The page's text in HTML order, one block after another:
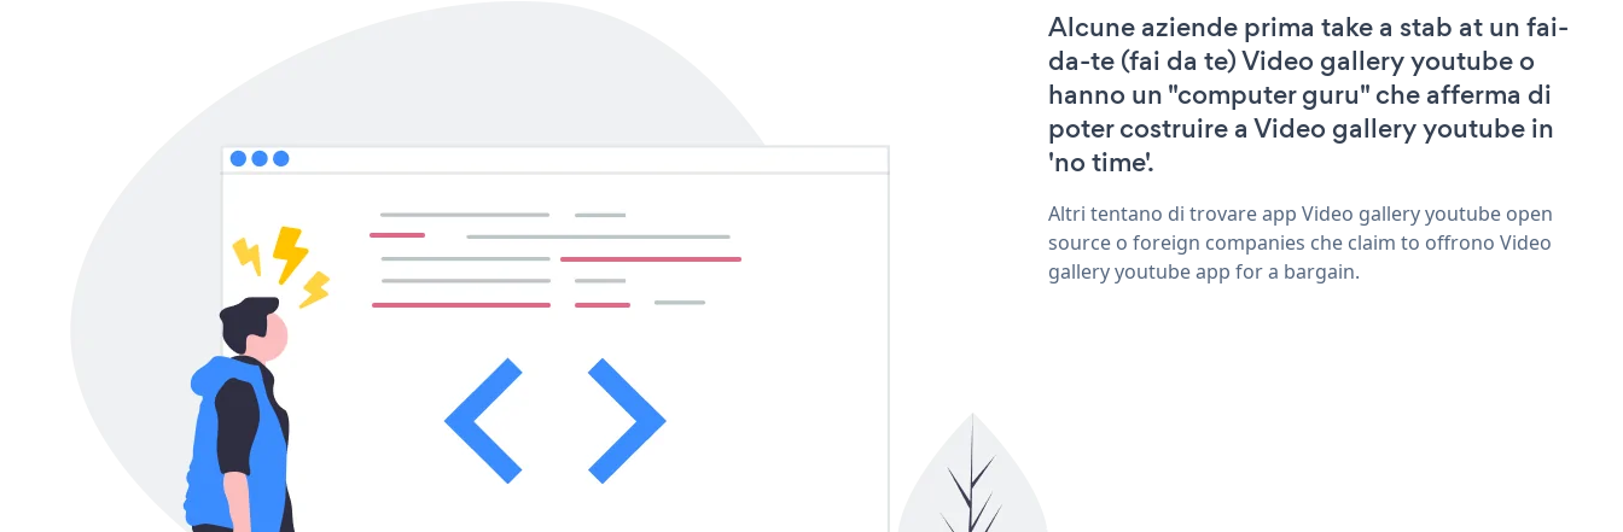
Alcune aziende prima take a stab at un fai-
da-te (fai da te) Video gallery youtube o
hanno un "computer guru" che afferma di
poter costruire a Video gallery youtube in
'no time'.
Altri tentano di trovare app Video gallery youtube open
source o foreign companies che claim to offrono Video
gallery youtube app for a bargain.